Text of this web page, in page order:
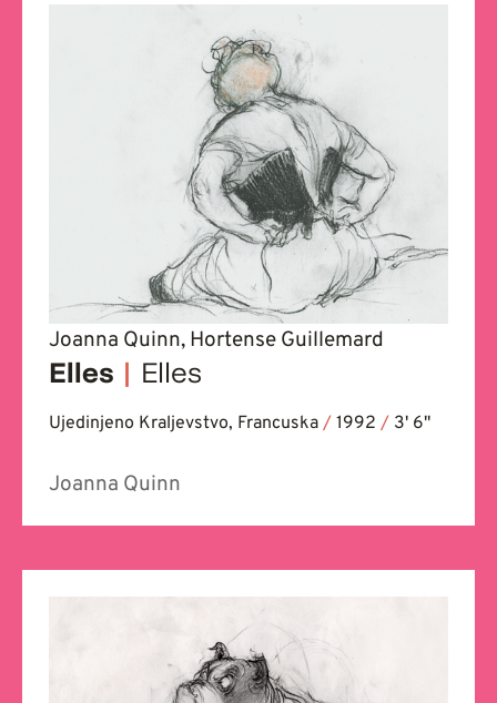
Joanna Quinn, Hortense Guillemard
Elles | Elles
Ujedinjeno Kraljevstvo, Francuska / 1992 / 3' 6''
Joanna Quinn